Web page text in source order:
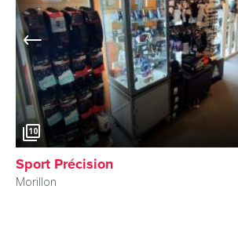
10
Sport Précision
Morillon